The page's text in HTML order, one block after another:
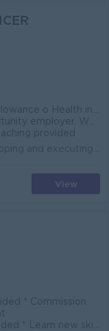
for employee and family
of race,gender,disability or any other characteristic
provided
View
* Commission
Learn new skills on the job